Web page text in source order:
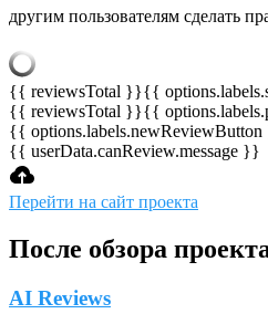
другим пользователям сделать
{{ reviewsTotal }}{{
{{ reviewsTotal }}{{
{{
{{ userData.canReview.message }}
Перейти на сайт проекта
После обзора
AI Reviews